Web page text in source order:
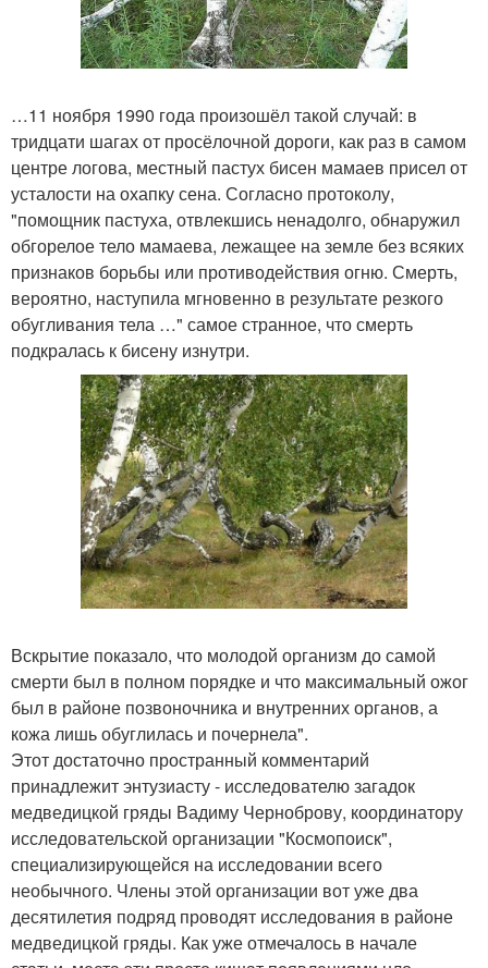
…11 ноября 1990 года произошёл такой случай: в
тридцати шагах от просёлочной дороги, как раз в самом
центре логова, местный пастух бисен мамаев присел от
усталости на охапку сена. Согласно протоколу,
"помощник пастуха, отвлекшись ненадолго, обнаружил
обгорелое тело мамаева, лежащее на земле без всяких
признаков борьбы или противодействия огню. Смерть,
вероятно, наступила мгновенно в результате резкого
обугливания тела …" самое странное, что смерть
подкралась к бисену изнутри.
Вскрытие показало, что молодой организм до самой
смерти был в полном порядке и что максимальный ожог
был в районе позвоночника и внутренних органов, а
кожа лишь обуглилась и почернела".
Этот достаточно пространный комментарий
принадлежит энтузиасту - исследователю загадок
медведицкой гряды Вадиму Черноброву, координатору
исследовательской организации "Космопоиск",
специализирующейся на исследовании всего
необычного. Члены этой организации вот уже два
десятилетия подряд проводят исследования в районе
медведицкой гряды. Как уже отмечалось в начале